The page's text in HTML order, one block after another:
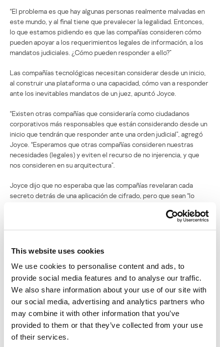
This website uses cookies
We use cookies to personalise content and ads, to
provide social media features and to analyse our traffic.
We also share information about your use of our site with
our social media, advertising and analytics partners who
may combine it with other information that you’ve
provided to them or that they’ve collected from your use
of their services.
“El problema es que hay algunas personas realmente malvadas en
este mundo, y al final tiene que prevalecer la legalidad. Entonces,
lo que estamos pidiendo es que las compañías consideren cómo
pueden apoyar a los requerimientos legales de información, a los
mandatos judiciales. ¿Cómo pueden responder a ello?”
Las compañías tecnológicas necesitan considerar desde un inicio,
al construir una plataforma o una capacidad, cómo van a responder
ante los inevitables mandatos de un juez, apuntó Joyce.
“Existen otras compañías que consideraría como ciudadanos
corporativos más responsables que están considerando desde un
inicio que tendrán que responder ante una orden judicial”, agregó
Joyce. “Esperamos que otras compañías consideren nuestras
necesidades (legales) y eviten el recurso de no injerencia, y que
nos consideren en su arquitectura”.
Joyce dijo que no esperaba que las compañías revelaran cada
secreto detrás de una aplicación de cifrado, pero que sean “lo
punto-a-punto en comunicaciones de red, computadoras
tenido un sistema en el que la evidencia de actos delictivos fuese
totalmente impermeable a la detección, incluso cuando las
autoridades actuaban con un mandato judicial. Pero este es el
mundo que se está creando”, añadió.
“La gente debería entender las consecuencias de la seguridad a
prueba de mandatos judiciales. Deberíamos tener un sincero
debate público sobre los beneficios y perjuicios de permitir que las